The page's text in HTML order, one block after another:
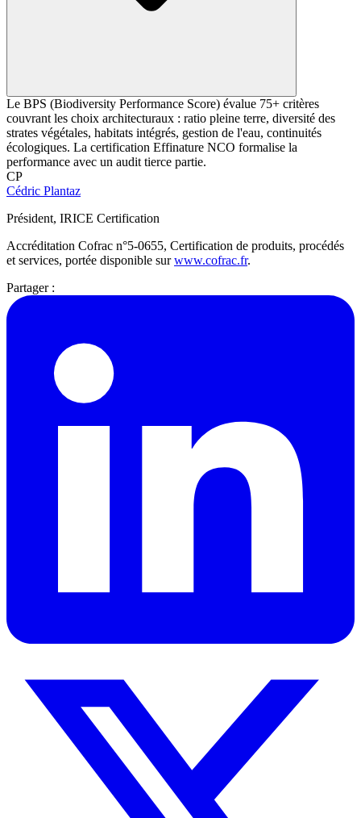
Le BPS (Biodiversity Performance Score) évalue 75+ critères
couvrant les choix architecturaux : ratio pleine terre, diversité des
strates végétales, habitats intégrés, gestion de l'eau, continuités
écologiques. La certification Effinature NCO formalise la
performance avec un audit tierce partie.
CP
Cédric Plantaz
Président, IRICE Certification
Accréditation Cofrac n°5-0655, Certification de produits, procédés
et services, portée disponible surwww.cofrac.fr.
Partager :